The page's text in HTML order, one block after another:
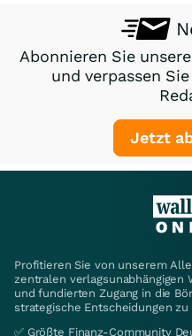
Abonnieren Sie
und verpassen
Jetzt
Profitieren Sie von unserem
zentralen
und fundierten Zugang in die
strategische Entscheidungen
✅ Größte Finanz-Community